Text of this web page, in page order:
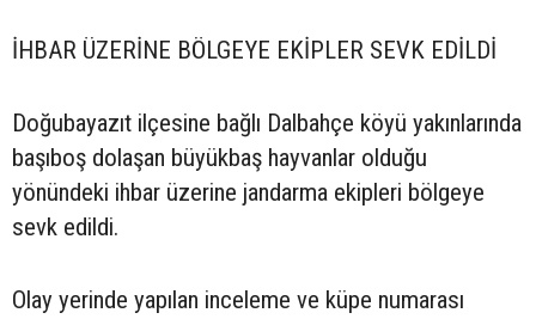
İHBAR ÜZERİNE BÖLGEYE EKİPLER SEVK EDİLDİ
Doğubayazıt ilçesine bağlı Dalbahçe köyü yakınlarında
başıboş dolaşan büyükbaş hayvanlar olduğu
yönündeki ihbar üzerine jandarma ekipleri bölgeye
sevk edildi.
Olay yerinde yapılan inceleme ve küpe numarası